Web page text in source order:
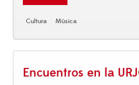
Cultura Música
Encuentros en la